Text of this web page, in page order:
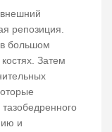
репозиция.
большом
Затем
и